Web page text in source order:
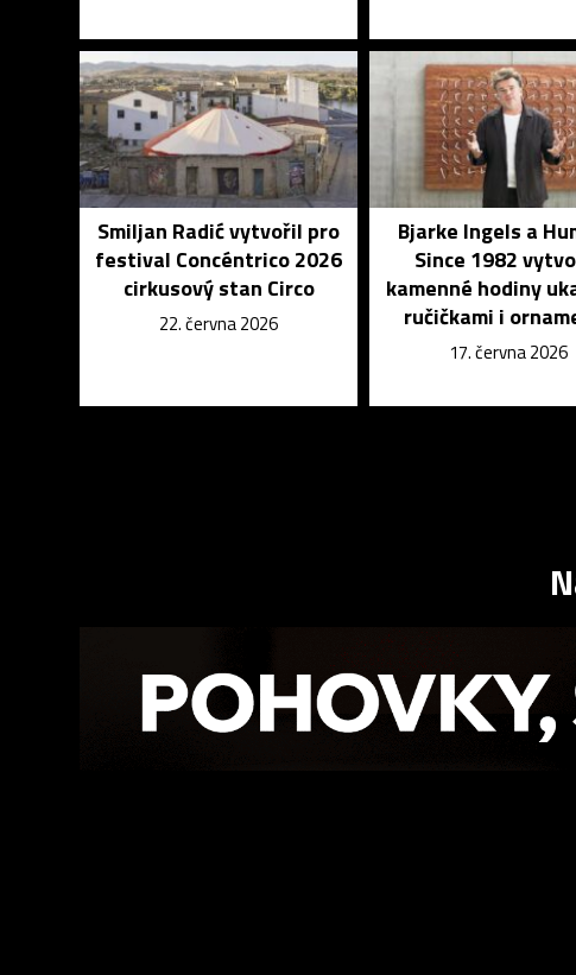
Smiljan Radić vytvořil pro
festival Concéntrico 2026
cirkusový stan Circo
22. června 2026
Bjarke Ingels a
Since 1982
kamenné hodiny
ručičkami i
17. června 2026